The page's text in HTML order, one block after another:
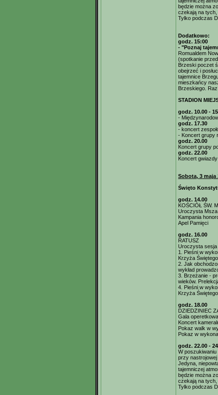
będzie można
czekają na
Tylko podczas
Dodatkowo:
godz. 15:00
- "Poznaj
Romualdem
(spotkanie
Brzeski poczet
obejrzeć i
tajemnice
mieszkańcy
Brzeskiego.
STADION
godz. 10.00 -
-
godz. 17.30
- koncert
- Koncert grupy
godz. 20.00
Koncert grupy
godz. 22.00
Koncert
Sobota, 3 maja
Święto
godz. 14.00
KOŚCIÓŁ ŚW.
Uroczysta Msza
Kampania
Apel Pamięci
godz. 16.00
RATUSZ
Uroczysta sesja
1. Pieśni w
Krzyża
2. Jak
wykład
3. Brzeżanie -
wieków.
4. Pieśni w
Krzyża
godz. 18.00
DZIEDZINIEC
Gala
Koncert
Pokaz walk w
Pokaz w
godz. 22.00 -
W
przy
Jedyna,
tajemniczej
będzie można
czekają na
Tylko podczas